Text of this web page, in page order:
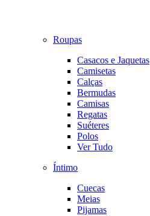
Roupas
Casacos e Jaquetas
Camisetas
Calças
Bermudas
Camisas
Regatas
Suéteres
Polos
Ver Tudo
Íntimo
Cuecas
Meias
Pijamas